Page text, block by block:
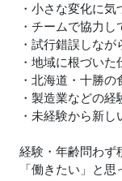
・小さな変化に
・チームで協力
・試行錯誤しな
・地域に根づい
・北海道・十勝
・製造業などの
・未経験から新
経験・年齢問わず
「働きたい」と